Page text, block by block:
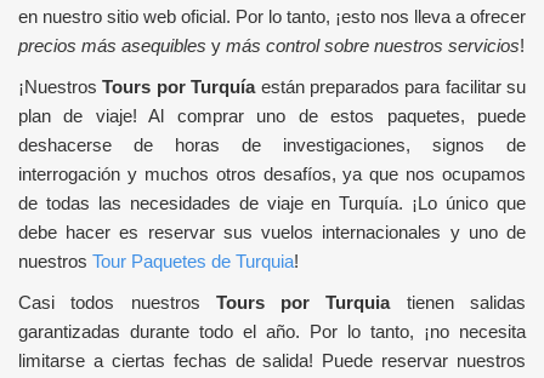
en nuestro sitio web oficial. Por lo tanto, ¡esto nos lleva a ofrecer
precios más asequibles y más control sobre nuestros servicios!
¡NuestrosTours por Turquíaestán preparados para facilitar su
plan de viaje! Al comprar uno de estos paquetes, puede
deshacerse de horas de investigaciones, signos de
interrogación y muchos otros desafíos, ya que nos ocupamos
de todas las necesidades de viaje en Turquía. ¡Lo único que
debe hacer es reservar sus vuelos internacionales y uno de
nuestros Tour Paquetes de Turquia!
Casi todos nuestros Tours por Turquiatienen salidas
garantizadas durante todo el año. Por lo tanto, ¡no necesita
limitarse a ciertas fechas de salida! Puede reservar nuestros